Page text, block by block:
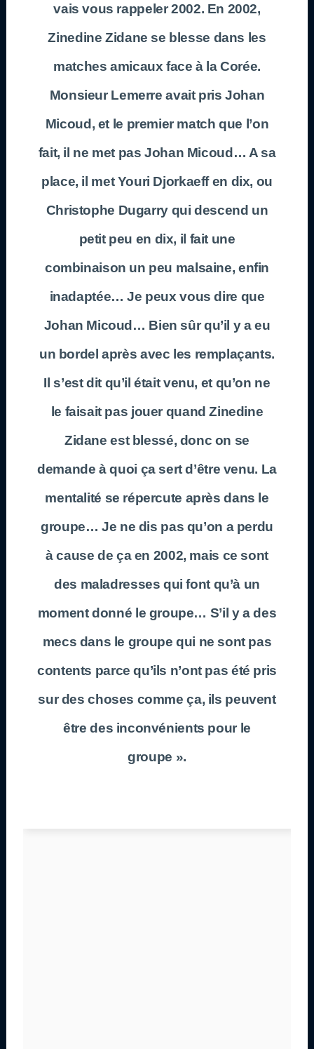
vais vous rappeler 2002. En 2002,
Zinedine Zidane se blesse dans les
matches amicaux face à la Corée.
Monsieur Lemerre avait pris Johan
Micoud, et le premier match que l’on
fait, il ne met pas Johan Micoud… A sa
place, il met Youri Djorkaeff en dix, ou
Christophe Dugarry qui descend un
petit peu en dix, il fait une
combinaison un peu malsaine, enfin
inadaptée… Je peux vous dire que
Johan Micoud… Bien sûr qu’il y a eu
un bordel après avec les remplaçants.
Il s’est dit qu’il était venu, et qu’on ne
le faisait pas jouer quand Zinedine
Zidane est blessé, donc on se
demande à quoi ça sert d’être venu. La
mentalité se répercute après dans le
groupe… Je ne dis pas qu’on a perdu
à cause de ça en 2002, mais ce sont
des maladresses qui font qu’à un
moment donné le groupe… S’il y a des
mecs dans le groupe qui ne sont pas
contents parce qu’ils n’ont pas été pris
sur des choses comme ça, ils peuvent
être des inconvénients pour le
groupe ».